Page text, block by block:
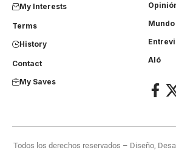
My Interests
Terms
History
Contact
My Saves
Mundo
Aló
Todos los derechos reservados – Diseño,